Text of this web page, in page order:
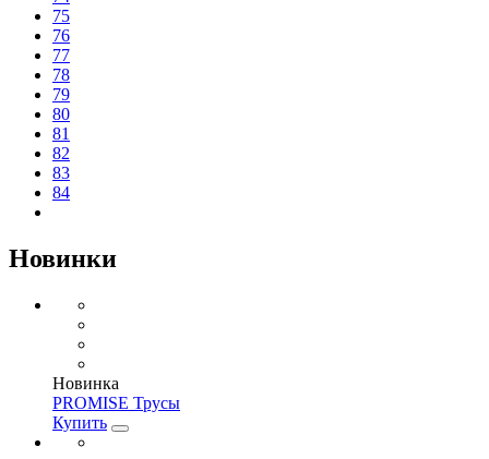
75
76
77
78
79
80
81
82
83
84
Новинки
Новинка
PROMISE Трусы
Купить